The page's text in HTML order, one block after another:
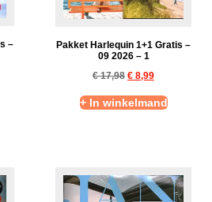
–
Pakket Harlequin 1+1 Gratis –
09 2026 – 1
€17,98 € 8,99
+ In winkelmand